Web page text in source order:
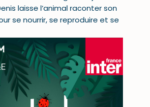
laisse l’animal raconter son
se nourrir, se reproduire et se